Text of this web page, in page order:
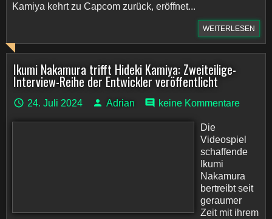
Kamiya kehrt zu Capcom zurück, eröffnet...
WEITERLESEN
Ikumi Nakamura trifft Hideki Kamiya: Zweiteilige-
Interview-Reihe der Entwickler veröffentlicht
24. Juli 2024 Adrian keine Kommentare
Die
Videospiel
schaffende
Ikumi
Nakamura
bertreibt seit
geraumer
Zeit mit ihrem